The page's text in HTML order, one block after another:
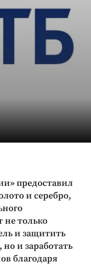
предоставил
и серебро,
не только
и защитить
и заработать
благодаря